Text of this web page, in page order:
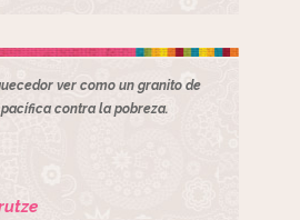
ver como un granito de
contra la pobreza.